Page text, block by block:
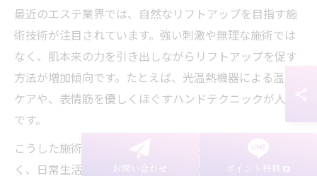
最近のエステ業界では、自然なリフトアップを目指す施
術技術が注目されています。強い刺激や無理な施術では
なく、肌本来の力を引き出しながらリフトアップを促す
方法が増加傾向です。たとえば、光温熱機器による温活
ケアや、表情筋を優しくほぐすハンドテクニックが人気
です。
こうした施術では、肌への負担やダウンタイムが少な
く、日常生活に支障をきたしにくい点が大きなメリット
お問い合わせ ポイント特典